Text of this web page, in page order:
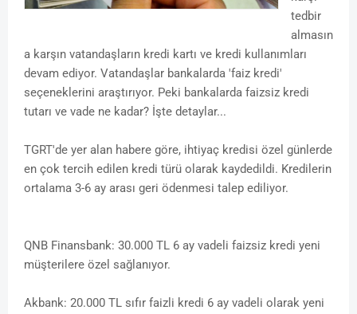
tedbir
almasın
a karşın vatandaşların kredi kartı ve kredi kullanımları
devam ediyor. Vatandaşlar bankalarda 'faiz kredi'
seçeneklerini araştırıyor. Peki bankalarda faizsiz kredi
tutarı ve vade ne kadar? İşte detaylar...
TGRT'de yer alan habere göre, ihtiyaç kredisi özel günlerde
en çok tercih edilen kredi türü olarak kaydedildi. Kredilerin
ortalama 3-6 ay arası geri ödenmesi talep ediliyor.
QNB Finansbank: 30.000 TL 6 ay vadeli faizsiz kredi yeni
müşterilere özel sağlanıyor.
Akbank: 20.000 TL sıfır faizli kredi 6 ay vadeli olarak yeni